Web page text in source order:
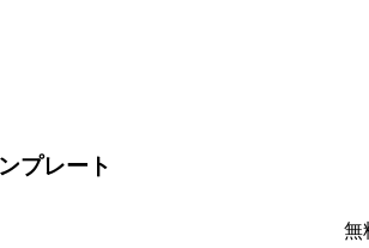
プレート
無